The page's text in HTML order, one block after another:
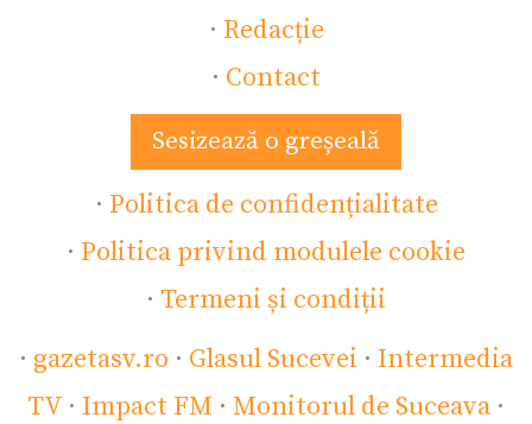
· Redacție
· Contact
Sesizează o greșeală
· Politica de confidențialitate
· Politica privind modulele cookie
· Termeni și condiții
· gazetasv.ro · Glasul Sucevei · Intermedia
TV · Impact FM · Monitorul de Suceava ·